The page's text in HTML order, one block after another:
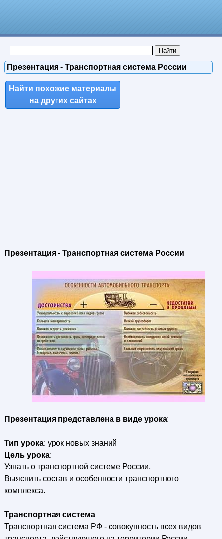
Презентация - Транспортная система России
Найти похожие материалы
на других сайтах
Презентация- Транспортная система России
Презентация представлена в виде урока:
Тип урока: урок новых знаний
Цель урока:
Узнать о транспортной системе России,
Выяснить состав и особенности транспортного
комплекса.
Транспортная система
Транспортная система РФ - совокупность всех видов